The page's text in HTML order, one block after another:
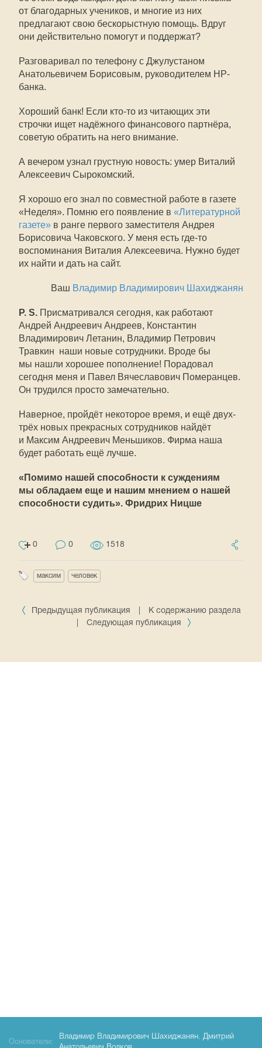
от благодарных учеников, и многие из них
предлагают свою бескорыстную помощь. Вдруг
они действительно помогут и поддержат?
Разговаривал по телефону с Джулустаном
Анатольевичем Борисовым, руководителем НР-
банка.
Хороший банк! Если кто-то из читающих эти
строчки ищет надёжного финансового партнёра,
советую обратить на него внимание.
А вечером узнал грустную новость: умер Виталий
Алексеевич Сырокомский.
Я хорошо его знал по совместной работе в газете
«Неделя». Помню его появление в «Литературной
газете» в ранге первого заместителя Андрея
Борисовича Чаковского. У меня есть где-то
воспоминания Виталия Алексеевича. Нужно будет
их найти и дать на сайт.
Ваш Владимир Владимирович Шахиджанян
P. S. Присматривался сегодня, как работают
Андрей Андреевич Андреев, Константин
Владимирович Летанин, Владимир Петрович
Травкин  наши новые сотрудники. Вроде бы
мы нашли хорошее пополнение! Порадовал
сегодня меня и Павел Вячеславович Померанцев.
Он трудился просто замечательно.
Наверное, пройдёт некоторое время, и ещё двух-
трёх новых прекрасных сотрудников найдёт
и Максим Андреевич Меньшиков. Фирма наша
будет работать ещё лучше.
«Помимо нашей способности к суждениям
мы обладаем еще и нашим мнением о нашей
способности судить». Фридрих Ницше
0 0 1518
максим человек
Предыдущая публикация
К содержанию раздела
Следующая публикация
Основатели:
Владимир Владимирович Шахиджанян, Дмитрий